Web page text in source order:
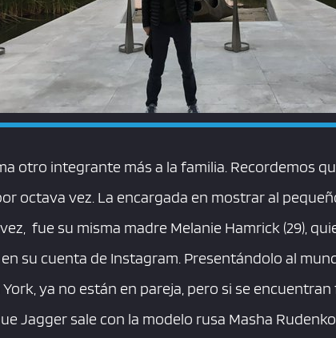
otro integrante más a la familia. Recordemos
octava vez. La encargada en mostrar al
fue su misma madre Melanie Hamrick (29),
su cuenta de Instagram. Presentándolo al
ya no están en pareja, pero si se
Jagger sale con la modelo rusa Masha